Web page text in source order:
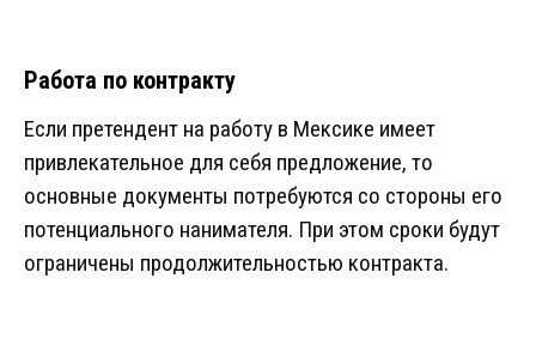
Работа по контракту
Если претендент на работу в Мексике имеет
привлекательное для себя предложение, то
основные документы потребуются со стороны его
потенциального нанимателя. При этом сроки будут
ограничены продолжительностью контракта.